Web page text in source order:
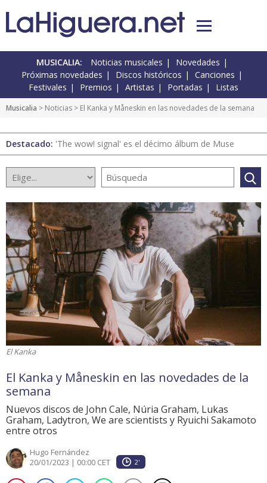
MUSICALIA: Noticias musicales
Novedades
Próximas novedades
Discos históricos
Canciones
Festivales
Premios Artistas Portadas Listas
Musicalia > Noticias > El Kanka y Måneskin en las novedades de la semana
Destacado: 'The wow! signal' es el décimo álbum de Muse
El Kanka
El Kanka y Måneskin en las novedades de la
semana
Nuevos discos de John Cale, Núria Graham, Lukas
Graham, Ladytron, We are scientists y Ryuichi Sakamoto
entre otros
Hugo Fernández
20/01/2023 | 00:00 CET
2'